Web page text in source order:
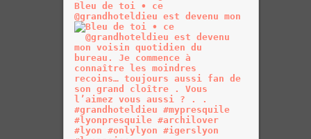
Bleu de toi • ce
@grandhoteldieu est devenu mon